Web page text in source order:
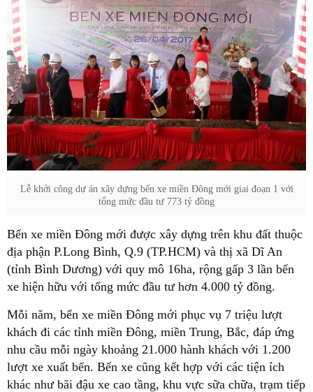
Lễ khởi công dự án xây dựng bến xe miền Đông mới giai đoạn 1 với
tổng mức đầu tư 773 tỷ đồng
Bến xe miền Đông mới được xây dựng trên khu đất thuộc
địa phận P.Long Bình, Q.9 (TP.HCM) và thị xã Dĩ An
(tỉnh Bình Dương) với quy mô 16ha, rộng gấp 3 lần bến
xe hiện hữu với tổng mức đầu tư hơn 4.000 tỷ đồng.
Mỗi năm, bến xe miền Đông mới phục vụ 7 triệu lượt
khách đi các tỉnh miền Đông, miền Trung, Bắc, đáp ứng
nhu cầu mỗi ngày khoảng 21.000 hành khách với 1.200
lượt xe xuất bến. Bến xe cũng kết hợp với các tiện ích
khác như bãi đậu xe cao tầng, khu vực sữa chữa, trạm tiếp